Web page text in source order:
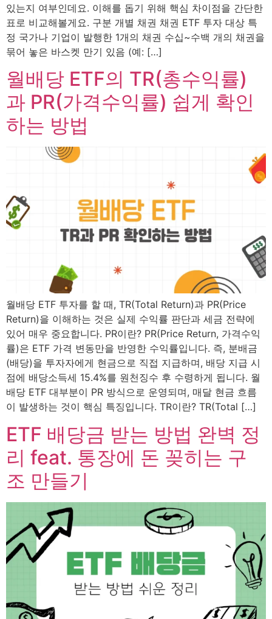
있는지 여부인데요. 이해를 돕기 위해 핵심 차이점을 간단한
표로 비교해볼게요. 구분 개별 채권 채권 ETF 투자 대상 특
정 국가나 기업이 발행한 1개의 채권 수십~수백 개의 채권을
묶어 놓은 바스켓 만기 있음 (예: […]
월배당 ETF의 TR(총수익률)
과 PR(가격수익률) 쉽게 확인
하는 방법
월배당 ETF 투자를 할 때, TR(Total Return)과 PR(Price
Return)을 이해하는 것은 실제 수익률 판단과 세금 전략에
있어 매우 중요합니다. PR이란? PR(Price Return, 가격수익
률)은 ETF 가격 변동만을 반영한 수익률입니다. 즉, 분배금
(배당)을 투자자에게 현금으로 직접 지급하며, 배당 지급 시
점에 배당소득세 15.4%를 원천징수 후 수령하게 됩니다. 월
배당 ETF 대부분이 PR 방식으로 운영되며, 매달 현금 흐름
이 발생하는 것이 핵심 특징입니다. TR이란? TR(Total […]
ETF 배당금 받는 방법 완벽 정
리 feat. 통장에 돈 꽂히는 구
조 만들기